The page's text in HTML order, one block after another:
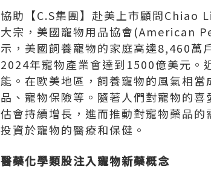
協助【C.S集團】赴美上市顧問Chiao
大宗，美國寵物用品協會(American
示，美國飼養寵物的家庭高達8,460
2024年寵物產業會達到1500億美元。
能。在歐美地區，飼養寵物的風氣相
品、寵物保險等。隨著人們對寵物的
估會持續增長，進而推動對寵物藥品
投資於寵物的醫療和保健。
醫藥化學類股注入寵物新藥概念